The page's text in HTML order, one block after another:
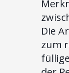
Die
zum